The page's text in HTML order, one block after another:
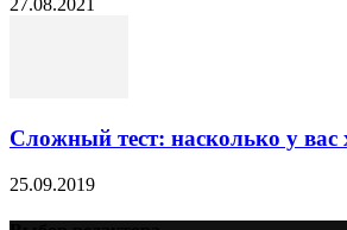
27.08.2021
Сложный тест: насколько у вас
25.09.2019